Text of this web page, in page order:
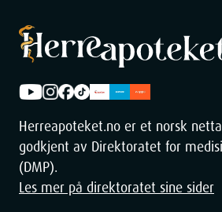
Herreapoteket.no er et norsk
godkjent av Direktoratet for
(DMP).
Les mer på direktoratet sine sider